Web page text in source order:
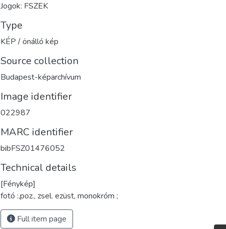
Jogok: FSZEK
Type
KÉP / önálló kép
Source collection
Budapest-képarchívum
Image identifier
022987
MARC identifier
bibFSZ01476052
Technical details
[Fénykép]
fotó :,poz., zsel. ezüst, monokróm ;
Full item page